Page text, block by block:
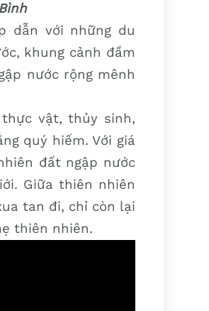
dẫn với những du
khung cảnh đầm
nước rộng mênh
vật, thủy sinh,
quý hiếm. Với giá
đất ngập nước
Giữa thiên nhiên
tan đi, chỉ còn lại
thiên nhiên.